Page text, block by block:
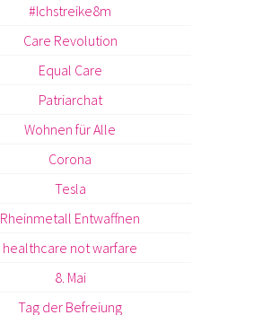
#Ichstreike8m
Care Revolution
Equal Care
Patriarchat
Wohnen für Alle
Corona
Tesla
Rheinmetall Entwaffnen
healthcare not warfare
8. Mai
Tag der Befreiung